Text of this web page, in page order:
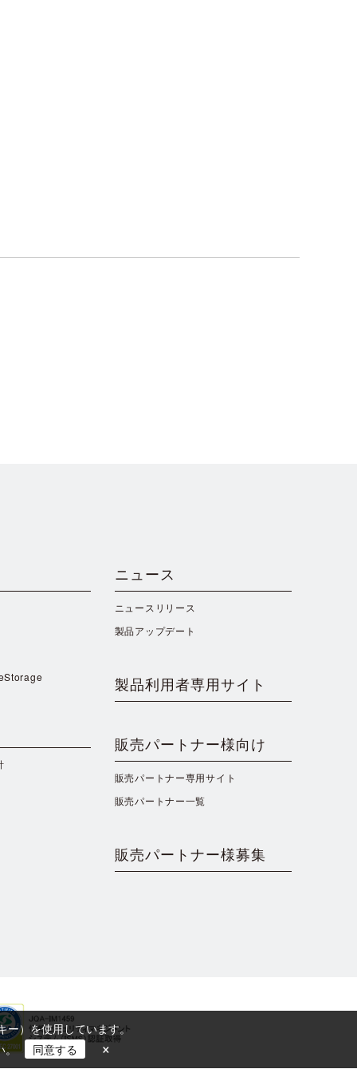
ニュース
ニュースリリース
製品アップデート
製品利用者専用サイト
販売パートナー様向け
販売パートナー専用サイト
販売パートナー一覧
販売パートナー様募集
ー）を使用しています。
。 同意する ×